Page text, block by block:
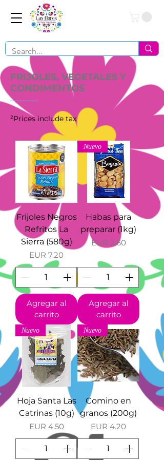
FRIJOLES, VEGETALES Y
CONDIMENTOS
²Prices include tax
Frijoles Negros
Refritos La
Sierra (580g)
Precio
EUR 7.20
Agregar al
carrito
Nuevo
Habas para
preparar (1kg)
Precio
EUR 2.60
Agregar al
carrito
Nuevo
Hoja Santa Las
Catrinas (10g)
Precio
EUR 4.50
Nuevo
Comino en
granos (200g)
Precio
EUR 4.20